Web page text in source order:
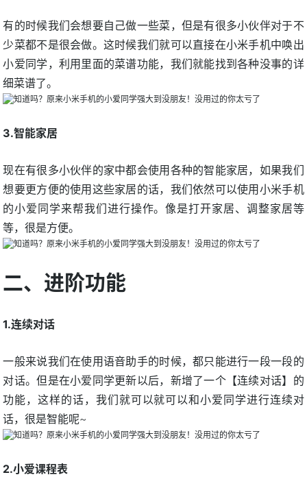
有的时候我们会想要自己做一些菜，但是有很多小伙伴对于不
少菜都不是很会做。这时候我们就可以直接在小米手机中唤出
小爱同学，利用里面的菜谱功能，我们就能找到各种没事的详
细菜谱了。
3.智能家居
现在有很多小伙伴的家中都会使用各种的智能家居，如果我们
想要更方便的使用这些家居的话，我们依然可以使用小米手机
的小爱同学来帮我们进行操作。像是打开家居、调整家居等
等，很是方便。
二、进阶功能
1.连续对话
一般来说我们在使用语音助手的时候，都只能进行一段一段的
对话。但是在小爱同学更新以后，新增了一个【连续对话】的
功能，这样的话，我们就可以就可以和小爱同学进行连续对
话，很是智能呢~
2.小爱课程表